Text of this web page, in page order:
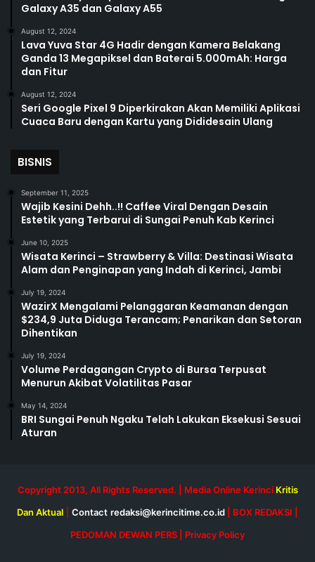
Galaxy A35 dan Galaxy A55
August 12, 2024
Lava Yuva Star 4G Hadir dengan Kamera Belakang
Ganda 13 Megapiksel dan Baterai 5.000mAh: Harga
dan Fitur
August 12, 2024
Seri Google Pixel 9 Diperkirakan Akan Memiliki Aplikasi
Cuaca Baru dengan Kartu yang Dididesain Ulang
BISNIS
September 11, 2025
Wajib Kesini Dehh..!! Caffee Viral Dengan Desain
Estetik yang Terbarui di Sungai Penuh Kab Kerinci
June 10, 2025
Wisata Kerinci – Strawberry & Villa: Destinasi Wisata
Alam dan Penginapan yang Indah di Kerinci, Jambi
July 19, 2024
WazirX Mengalami Pelanggaran Keamanan dengan
$234,9 Juta Diduga Terancam; Penarikan dan Setoran
Dihentikan
July 19, 2024
Volume Perdagangan Crypto di Bursa Terpusat
Menurun Akibat Volatilitas Pasar
May 14, 2024
BRI Sungai Penuh Ngaku Telah Lakukan Eksekusi Sesuai
Aturan
Copyright 2013, All Rights Reserved. | Media Online Kerinci Kritis
Dan Aktual
Contact redaksi@kerincitime.co.id BOX REDAKSI
PEDOMAN DEWAN PERS
Privacy Policy